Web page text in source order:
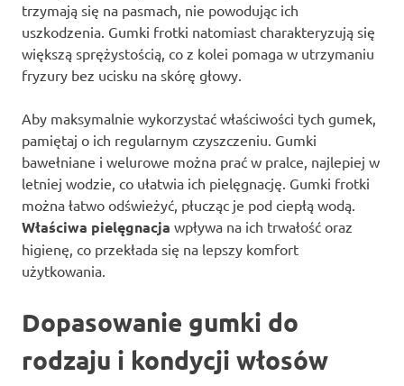
trzymają się na pasmach, nie powodując ich
uszkodzenia. Gumki frotki natomiast charakteryzują się
większą sprężystością, co z kolei pomaga w utrzymaniu
fryzury bez ucisku na skórę głowy.
Aby maksymalnie wykorzystać właściwości tych gumek,
pamiętaj o ich regularnym czyszczeniu. Gumki
bawełniane i welurowe można prać w pralce, najlepiej w
letniej wodzie, co ułatwia ich pielęgnację. Gumki frotki
można łatwo odświeżyć, płucząc je pod ciepłą wodą.
Właściwa pielęgnacja wpływa na ich trwałość oraz
higienę, co przekłada się na lepszy komfort
użytkowania.
Dopasowanie gumki do
rodzaju i kondycji włosów